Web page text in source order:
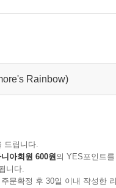
Rainbow)
드립니다.
아회원 600원의 YES포인트
니다.
문확정 후 30일 이내 작성한